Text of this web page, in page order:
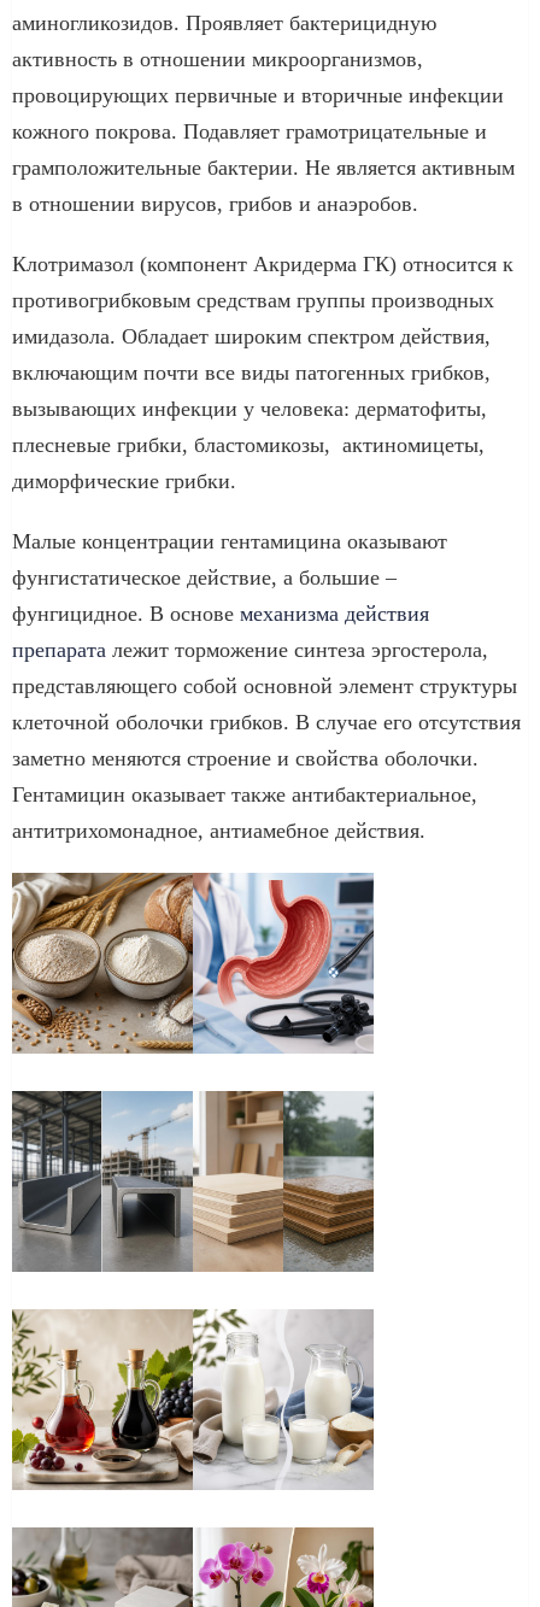
аминогликозидов. Проявляет бактерицидную
активность в отношении микроорганизмов,
провоцирующих первичные и вторичные инфекции
кожного покрова. Подавляет грамотрицательные и
грамположительные бактерии. Не является активным
в отношении вирусов, грибов и анаэробов.
Клотримазол (компонент Акридерма ГК) относится к
противогрибковым средствам группы производных
имидазола. Обладает широким спектром действия,
включающим почти все виды патогенных грибков,
вызывающих инфекции у человека: дерматофиты,
плесневые грибки, бластомикозы, актиномицеты,
диморфические грибки.
Малые концентрации гентамицина оказывают
фунгистатическое действие, а большие –
фунгицидное. В основе механизма действия
препарата лежит торможение синтеза эргостерола,
представляющего собой основной элемент структуры
клеточной оболочки грибков. В случае его отсутствия
заметно меняются строение и свойства оболочки.
Гентамицин оказывает также антибактериальное,
антитрихомонадное, антиамебное действия.